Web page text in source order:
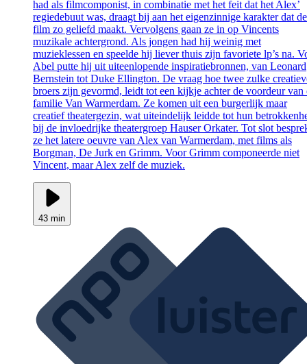
had als filmcomponist, in combinatie met het feit dat het Alex’
regiedebuut was, draagt bij aan het eigenzinnige karakter dat de
film zo geliefd maakt. Vervolgens gaan ze in op Vincents
muzikale achtergrond. Als jongen had hij weinig met
muzieklessen en speelde hij liever thuis zijn favoriete lp’s na.
Abel putte hij uit uiteenlopende inspiratiebronnen, van Leonard
Bernstein tot Duke Ellington. De vraag hoe twee zulke
broers zijn gevormd, leidt tot een kijkje achter de voordeur van
familie Van Warmerdam. Ze komen uit een burgerlijk maar
creatief theatergezin, wat uiteindelijk leidde tot hun
bij de invloedrijke theatergroep Hauser Orkater. Tot slot
ze het latere oeuvre van Alex van Warmerdam, met films als
Borgman, De Jurk en Grimm. Voor Grimm componeerde niet
Vincent, maar Alex zelf de muziek.
43 min